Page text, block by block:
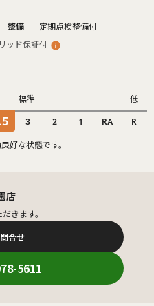
整備
定期点検整備付
ッド保証付
標準 低
3 2 1 RA R
好な状態です。
店
きます。
合せ
5611